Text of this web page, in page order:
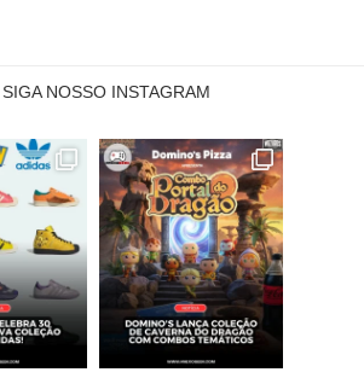
SIGA NOSSO INSTAGRAM